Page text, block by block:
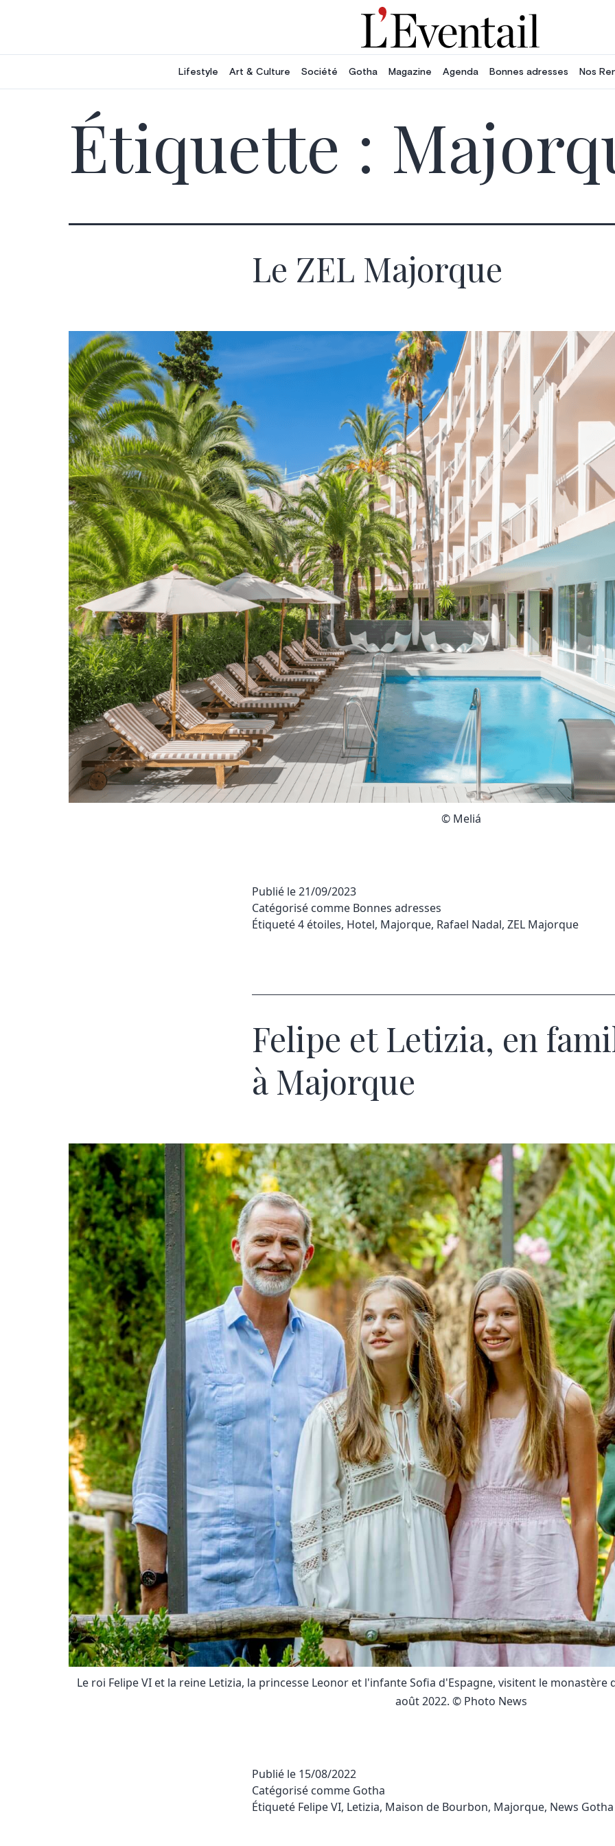
Lifestyle Art & Culture Société Gotha Magazine Agenda Bonnes adresses Nos
Étiquette :
Le ZEL Majorque
© Meliá
Publié le21/09/2023
Catégorisé comme Bonnes adresses
Étiqueté4 étoiles, Hotel, Majorque, Rafael Nadal, ZEL Majorque
Felipe et Letizia, en
à Majorque
Le roi Felipe VI et la reine Letizia, la princesse Leonor et l'infante Sofia d'Espagne, visitent le monastère
août 2022. © Photo News
Publié le 15/08/2022
Catégorisé comme Gotha
Étiqueté Felipe VI, Letizia, Maison de Bourbon, Majorque, News Gotha